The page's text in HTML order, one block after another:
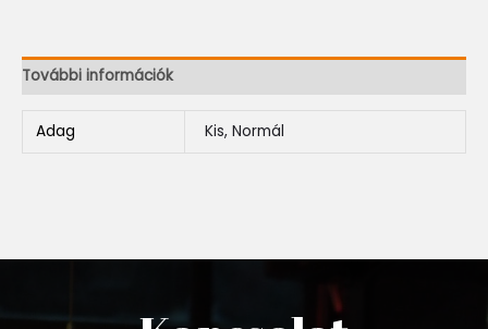
További információk
Adag Kis, Normál